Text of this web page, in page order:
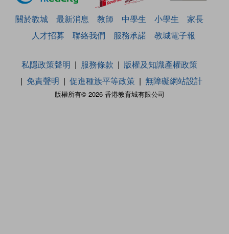
關於教城 最新消息 教師 中學生 小學生
家長
人才招募
聯絡我們 服務承諾 教城電子報
版權所有© 2026 香港教育城有限公司
私隱政策聲明 服務條款
版權及知識產權政策
免責聲明
促進種族平等政策 無障礙網站設計